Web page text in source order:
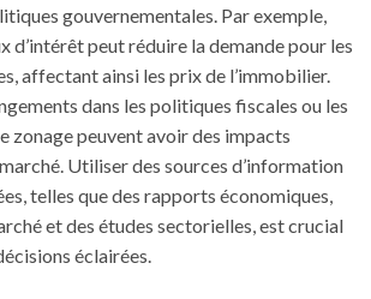
gouvernementales. Par exemple,
d’intérêt peut réduire la demande pour les
affectant ainsi les prix de l’immobilier.
dans les politiques fiscales ou les
zonage peuvent avoir des impacts
Utiliser des sources d’information
telles que des rapports économiques,
et des études sectorielles, est crucial
éclairées.